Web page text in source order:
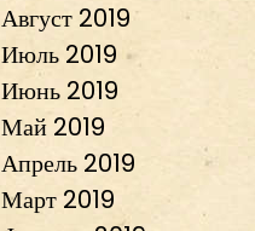
Август 2019
Июль 2019
Июнь 2019
Май 2019
Апрель 2019
Март 2019